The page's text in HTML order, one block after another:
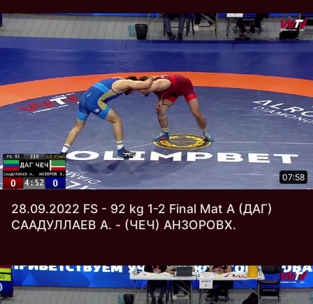
07:58
28.09.2022 FS - 92 kg 1-2 Final Mat А (ДАГ)
СААДУЛЛАЕВ А. - (ЧЕЧ) АНЗОРОВХ.